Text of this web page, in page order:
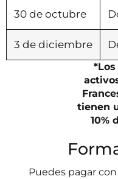
30 de octubre
3 de diciembre
tienen
10%
Puedes pagar